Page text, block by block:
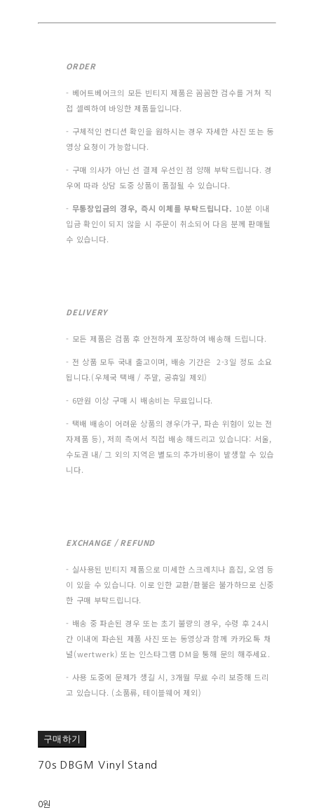
ORDER
- 베어트베어크의 모든 빈티지 제품은 꼼꼼한 검수를 거쳐 직
접 셀렉하여 바잉한 제품들입니다.
- 구체적인 컨디션 확인을 원하시는 경우 자세한 사진 또는 동
영상 요청이 가능합니다.
- 구매 의사가 아닌 선 결제 우선인 점 양해 부탁드립니다. 경
우에 따라 상담 도중 상품이 품절될 수 있습니다.
- 무통장입금의 경우, 즉시 이체를 부탁드립니다. 10분 이내
입금 확인이 되지 않을 시 주문이 취소되어 다음 분께 판매될
수 있습니다.
DELIVERY
- 모든 제품은 검품 후 안전하게 포장하여 배송해 드립니다.
- 전 상품 모두 국내 출고이며, 배송 기간은 2-3일 정도 소요
됩니다.(우체국 택배 / 주말, 공휴일 제외)
- 6만원 이상 구매 시 배송비는 무료입니다.
- 택배 배송이 어려운 상품의 경우(가구, 파손 위험이 있는 전
자제품 등), 저희 측에서 직접 배송 해드리고 있습니다: 서울,
수도권 내/ 그 외의 지역은 별도의 추가비용이 발생할 수 있습
니다.
EXCHANGE / REFUND
- 실사용된 빈티지 제품으로 미세한 스크레치나 흠집, 오염 등
이 있을 수 있습니다. 이로 인한 교환/환불은 불가하므로 신중
한 구매 부탁드립니다.
- 배송 중 파손된 경우 또는 초기 불량의 경우, 수령 후 24시
간 이내에 파손된 제품 사진 또는 동영상과 함께 카카오톡 채
널(wertwerk) 또는 인스타그램 DM을 통해 문의 해주세요.
- 사용 도중에 문제가 생길 시, 3개월 무료 수리 보증해 드리
고 있습니다. (소품류, 테이블웨어 제외)
구매하기
70s DBGM Vinyl Stand
0원